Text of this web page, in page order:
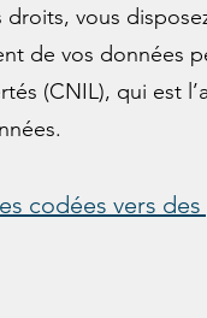
droits, vous
de vos données
(CNIL), qui est
codées vers des